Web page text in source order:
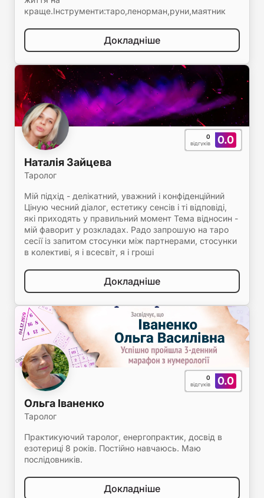
краще.Інструменти:таро,ленорман,руни,маятник
Докладніше
0.0
0
відгуків
Наталія Зайцева
Таролог
Мій підхід - делікатний, уважний і конфіденційний
Ціную чесний діалог, естетику сенсів і ті відповіді,
які приходять у правильний момент Тема відносин -
мій фаворит у розкладах. Радо запрошую на таро
сесії із запитом стосунки між партнерами, стосунки
в колективі, я і всесвіт, я і гроші
Докладніше
0.0
0
відгуків
Ольга Іваненко
Таролог
Практикуючий таролог, енергопрактик, досвід в
езотериці 8 років. Постійно навчаюсь. Маю
послідовників.
Докладніше